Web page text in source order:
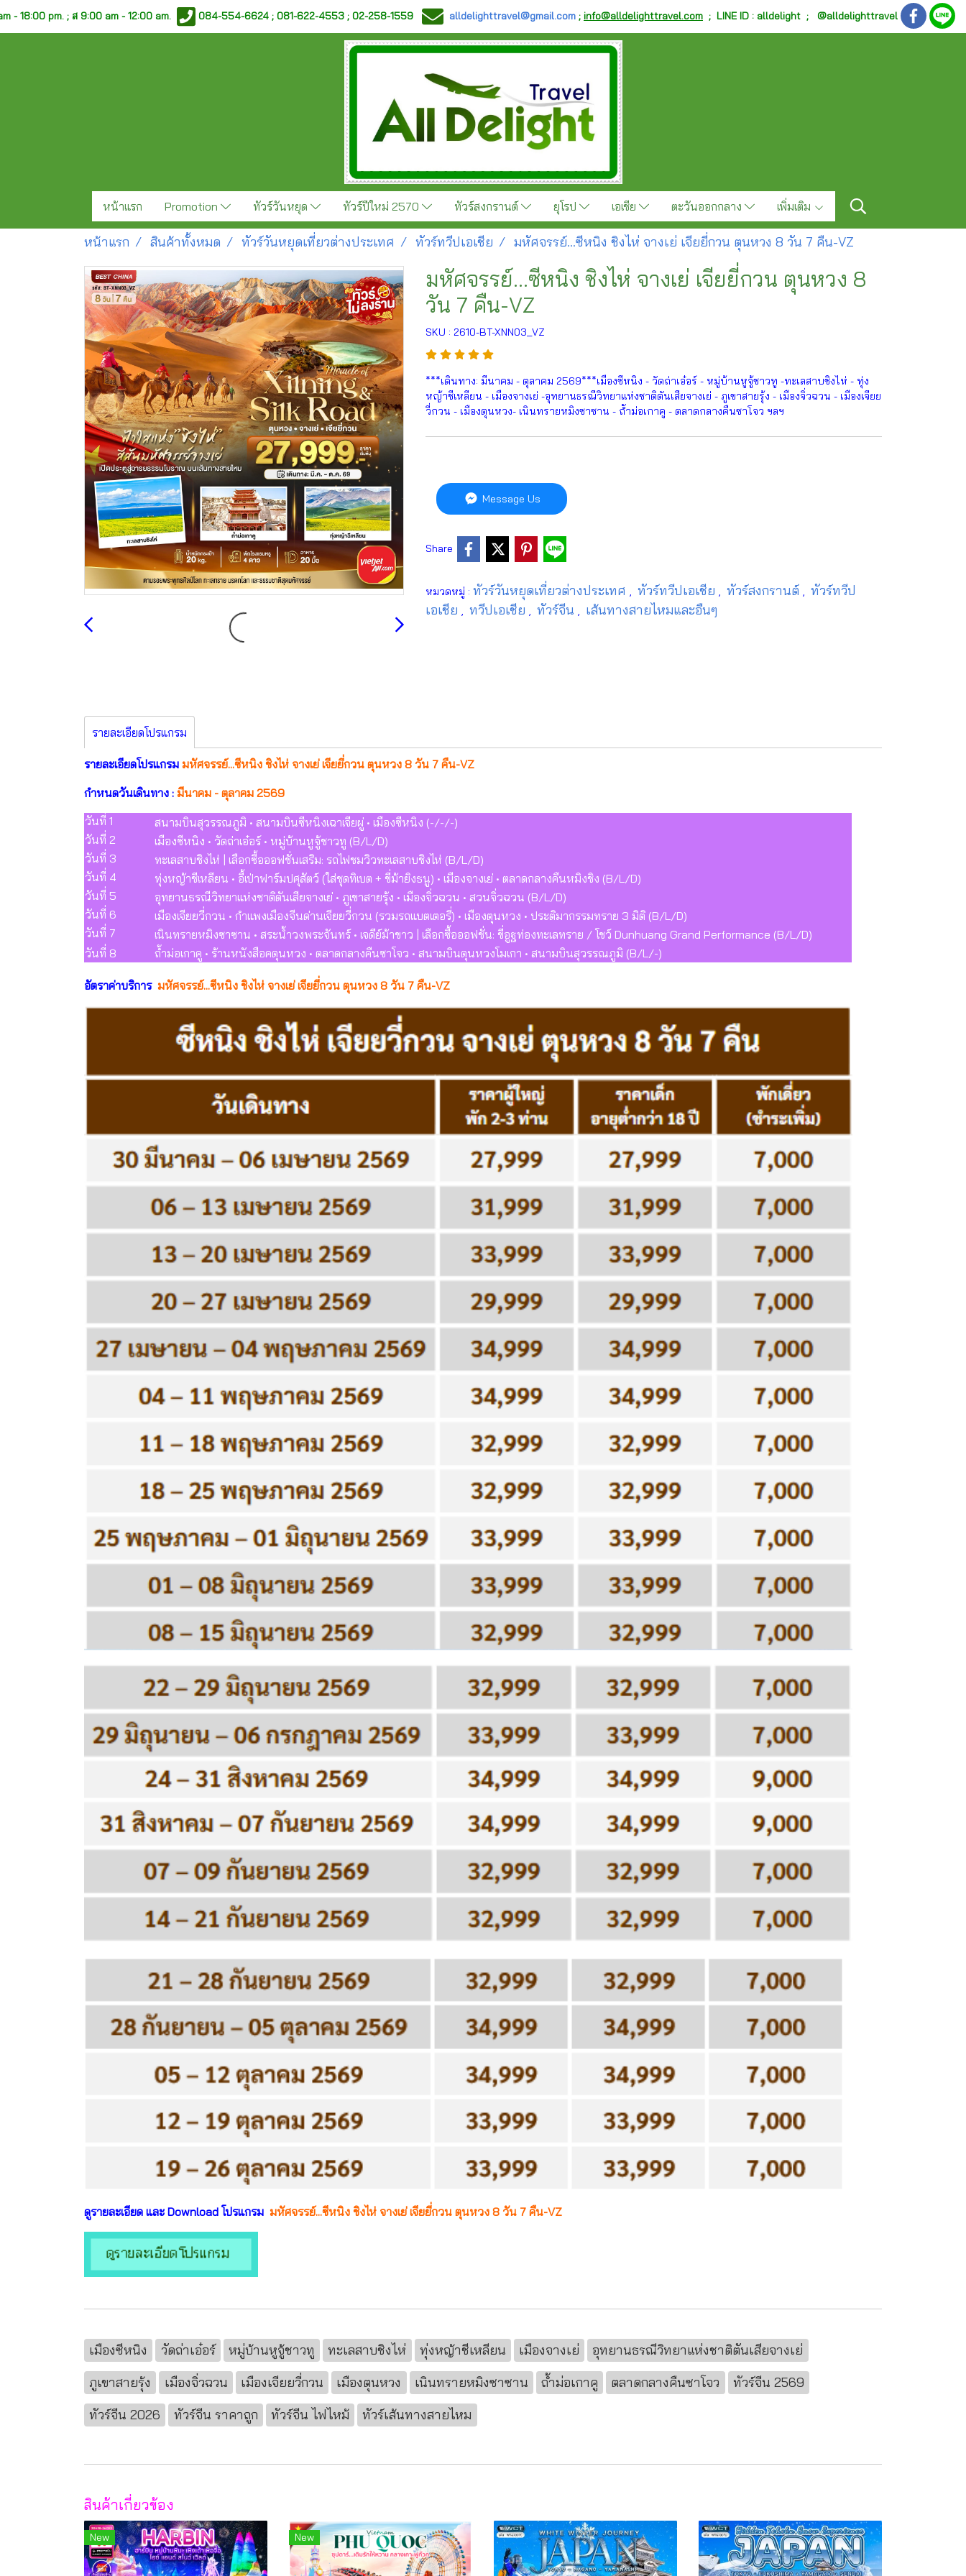
- 18:00 pm. ;ส 9:00 am - 12:00 am. 084-554-6624 ; 081-622-4553 ; 02-258-1559 alldelighttravel@gmail.com ; info@alldelighttravel.com ; LINE ID : alldelight ; @alldelighttravel
หน้าแรก Promotion ทัวร์วันหยุด ทัวร์ปีใหม่ 2570 ทัวร์สงกรานต์ ยุโรป เอเชีย ตะวันออกกลาง เพิ่มเติม
หน้าแรก สินค้าทั้งหมด ทัวร์วันหยุดเที่ยวต่างประเทศ ทัวร์ทวีปเอเชีย มหัศจรรย์...ซีหนิง ชิงไห่ จางเย่ เจียยี่กวน ตุนหวง 8 วัน 7 คืน-VZ
มหัศจรรย์...ซีหนิง ชิงไห่ จางเย่ เจียยี่กวน ตุนหวง 8
วัน 7 คืน-VZ
SKU : 2610-BT-XNN03_VZ
***เดินทาง: มีนาคม - ตุลาคม 2569***เมืองซีหนิง - วัดถ่าเอ๋อร์ - หมู่บ้านหูจู้ชาวทู -ทะเลสาบชิงไห่ - ทุ่ง
หญ้าชีเหลียน - เมืองจางเย่ -อุทยานธรณีวิทยาแห่งชาติตันเสียจางเย่ - ภูเขาสายรุ้ง - เมืองจิ่วฉวน - เมืองเจียย
วี่กวน - เมืองตุนหวง- เนินทรายหมิงซาซาน - ถ้ำม่อเกาคู - ตลาดกลางคืนซาโจว ฯลฯ
Message Us
Share
หมวดหมู่ : ทัวร์วันหยุดเที่ยวต่างประเทศ ทัวร์ทวีปเอเชีย ทัวร์สงกรานต์
ทัวร์ทวีป
เอเชีย
ทวีปเอเชีย ทัวร์จีน เส้นทางสายไหมและอืนๆ
รายละเอียดโปรแกรม
รายละเอียดโปรแกรม มหัศจรรย์...ซีหนิง ชิงไห่ จางเย่ เจียยี่กวน ตุนหวง 8 วัน 7 คืน-VZ
กำหนดวันเดินทาง : มีนาคม - ตุลาคม 2569
วันที่ 1
สนามบินสุวรรณภูมิ • สนามบินซีหนิงเฉาเจียผู่ • เมืองซีหนิง (-/-/-)
วันที่ 2
เมืองซีหนิง • วัดถ่าเอ๋อร์ • หมู่บ้านหูจู้ชาวทู (B/L/D)
วันที่ 3
ทะเลสาบชิงไห่ | เลือกซื้อออฟชั่นเสริม: รถไฟชมวิวทะเลสาบชิงไห่ (B/L/D)
วันที่ 4
ทุ่งหญ้าชีเหลียน • อี้เป่าฟาร์มปศุสัตว์ (ใส่ชุดทิเบต + ขี่ม้ายิงธนู) • เมืองจางเย่ • ตลาดกลางคืนหมิงชิง (B/L/D)
วันที่ 5
อุทยานธรณีวิทยาแห่งชาติตันเสียจางเย่ • ภูเขาสายรุ้ง • เมืองจิ่วฉวน • สวนจิ่วฉวน (B/L/D)
วันที่ 6
เมืองเจียยวี่กวน • กำแพงเมืองจีนด่านเจียยวี่กวน (รวมรถแบตเตอรี่) • เมืองตุนหวง • ประติมากรรมทราย 3 มิติ (B/L/D)
วันที่ 7
เนินทรายหมิงซาซาน • สระน้ำวงพระจันทร์ • เจดีย์ม้าขาว | เลือกซื้อออฟชั่น: ขี่อูฐท่องทะเลทราย / โชว์ Dunhuang Grand Performance (B/L/D)
วันที่ 8
ถ้ำม่อเกาคู • ร้านหนังสือคตุนหวง • ตลาดกลางคืนซาโจว • สนามบินตุนหวงโมเกา • สนามบินสุวรรณภูมิ (B/L/-)
อัตราค่าบริการ มหัศจรรย์...ซีหนิง ชิงไห่ จางเย่ เจียยี่กวน ตุนหวง 8 วัน 7 คืน-VZ
ดูรายละเอียด และ Download โปรแกรม มหัศจรรย์...ซีหนิง ชิงไห่ จางเย่ เจียยี่กวน ตุนหวง 8 วัน 7 คืน-VZ
เมืองซีหนิง วัดถ่าเอ๋อร์ หมู่บ้านหูจู้ชาวทู ทะเลสาบชิงไห่ ทุ่งหญ้าชีเหลียน เมืองจางเย่
อุทยานธรณีวิทยาแห่งชาติตันเสียจางเย่
ภูเขาสายรุ้ง
เมืองจิ่วฉวน เมืองเจียยวี่กวน เมืองตุนหวง เนินทรายหมิงซาซาน ถ้ำม่อเกาคู ตลาดกลางคืนซาโจว
ทัวร์จีน 2569
ทัวร์จีน 2026
ทัวร์จีน ราคาถูก ทัวร์จีน ไฟไหม้ ทัวร์เส้นทางสายไหม
สินค้าเกี่ยวข้อง
New New